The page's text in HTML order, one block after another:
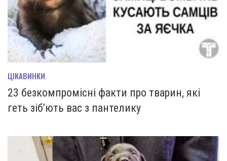
ЦІКАВИНКИ
23 безкомпромісні факти про тварин, які
геть зіб’ють вас з пантелику